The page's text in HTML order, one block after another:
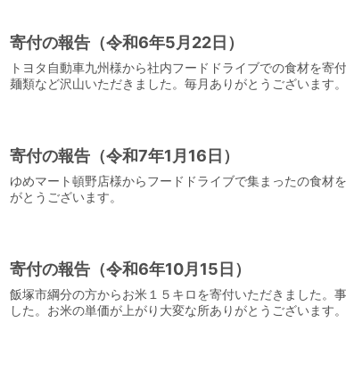
寄付の報告（令和6年5月22日）
トヨタ自動車九州様から社内フードドライブでの食材を寄
麺類など沢山いただきました。毎月ありがとうございます。
寄付の報告（令和7年1月16日）
ゆめマート頓野店様からフードドライブで集まったの食材
がとうございます。
寄付の報告（令和6年10月15日）
飯塚市綱分の方からお米１５キロを寄付いただきました。
した。お米の単価が上がり大変な所ありがとうございます。